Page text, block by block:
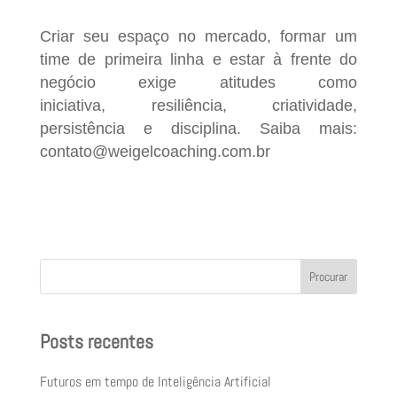
Criar seu espaço no mercado, formar um
time de primeira linha e estar à frente do
negócio exige atitudes como
iniciativa, resiliência, criatividade,
persistência e disciplina. Saiba mais:
contato@weigelcoaching.com.br
Procurar
Posts recentes
Futuros em tempo de Inteligência Artificial